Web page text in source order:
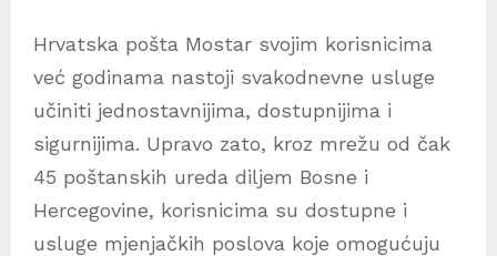
Hrvatska pošta Mostar svojim korisnicima
već godinama nastoji svakodnevne usluge
učiniti jednostavnijima, dostupnijima i
sigurnijima. Upravo zato, kroz mrežu od čak
45 poštanskih ureda diljem Bosne i
Hercegovine, korisnicima su dostupne i
usluge mjenjačkih poslova koje omogućuju